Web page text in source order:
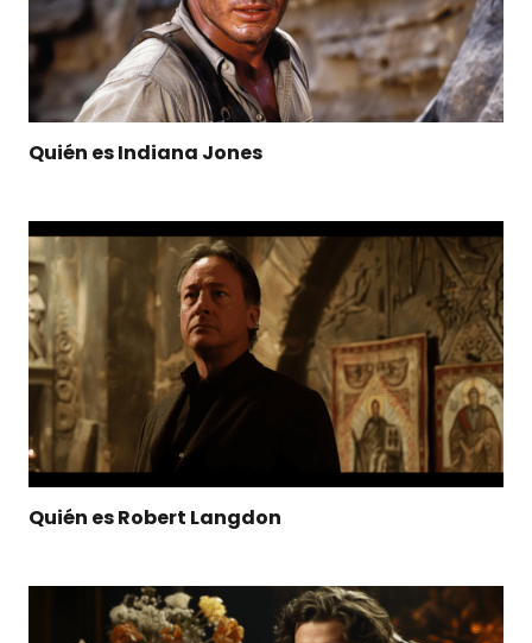
Quién es Indiana Jones
Quién es Robert Langdon